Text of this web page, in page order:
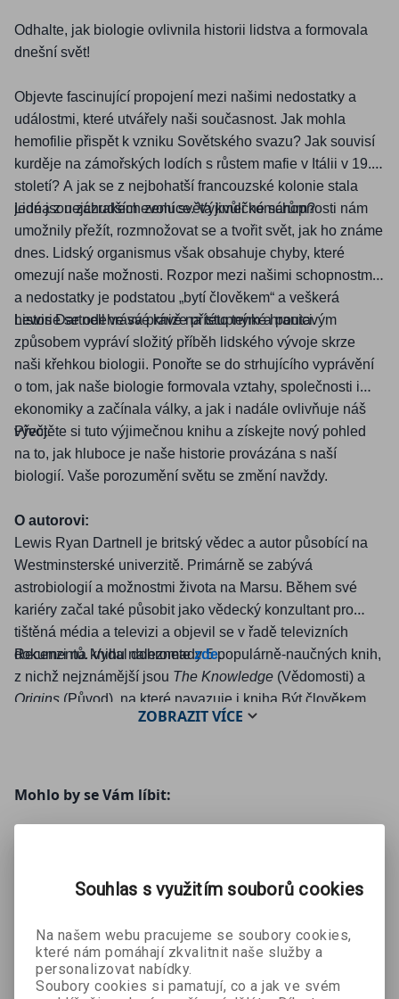
Odhalte, jak biologie ovlivnila historii lidstva a formovala
dnešní svět!
Objevte fascinující propojení mezi našimi nedostatky a
událostmi, které utvářely naši současnost. Jak mohla
hemofilie přispět k vzniku Sovětského svazu? Jak souvisí
kurděje na zámořských lodích s růstem mafie v Itálii v 19.
století? A jak se z nejbohatší francouzské kolonie stala
jedna z nejchudších zemí světa kvůli komárům?
Lidéjsou zázrakem evoluce. Výjimečnéschopnosti nám
umožnily přežít, rozmnožovat se a tvořit svět, jak ho známe
dnes. Lidský organismus však obsahuje chyby, které
omezují naše možnosti. Rozpor mezi našimi schopnostmi
a nedostatky je podstatou „bytí člověkem“ a veškerá
historie se odehrává právě na této tenkéhranici.
Lewis Dartnell ve svéknize přístupným a poutavým
způsobem vypráví složitý příběh lidského vývoje skrze
naši křehkou biologii. Ponořte se do strhujícího vyprávění
o tom, jak naše biologie formovala vztahy, společnosti i
ekonomiky a začínala války, a jak i nadále ovlivňuje náš
vývoj.
Přečtěte si tuto výjimečnou knihu a získejte nový pohled
na to, jak hluboce je naše historie provázána s naší
biologií. Vaše porozumění světu se změní navždy.
O autorovi:
Lewis Ryan Dartnell je britský vědec a autor působící na
Westminsterské univerzitě. Primárně se zabývá
astrobiologií a možnostmi života na Marsu. Během své
kariéry začal také působit jako vědecký konzultant pro
tištěná média a televizi a objevil se v řadě televizních
dokumentů. Vydal dohromady 5 populárně-naučných knih,
z nichž nejznámější jsou The Knowledge (Vědomosti) a
Origins (Původ) na které navazuje i kniha Být člověkem.
Recenzi na knihu naleznetezde.
ZOBRAZITVÍCE
Mohlo by se Vám líbit:
Hraj fér a
Nebuď
Radikální
Souhlas s využitím souborů cookies
Na našem webu pracujeme se soubory cookies,
které nám pomáhají zkvalitnit naše služby a
personalizovat nabídky.
Soubory cookies si pamatují, co a jak ve svém